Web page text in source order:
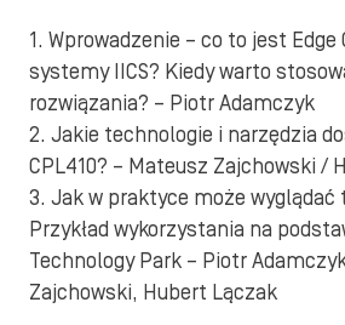
1. Wprowadzenie – co to jest
systemy IICS? Kiedy warto
rozwiązania? – Piotr Adamczyk
2. Jakie technologie i narzędzia
CPL410? – Mateusz Zajchowski /
3. Jak w praktyce może
Przykład wykorzystania na
Technology Park – Piotr
Zajchowski, Hubert Lączak